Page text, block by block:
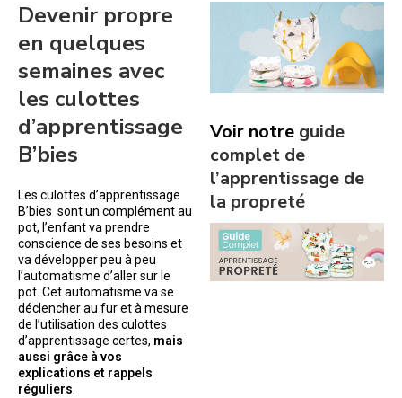
Devenir propre
en quelques
semaines avec
les culottes
d’apprentissage
B’bies
Les culottes d’apprentissage
B’bies sont un complément au
pot, l’enfant va prendre
conscience de ses besoins et
va développer peu à peu
l’automatisme d’aller sur le
pot. Cet automatisme va se
déclencher au fur et à mesure
de l’utilisation des culottes
d’apprentissage certes, mais
aussi grâce à vos
explications et rappels
réguliers
Voir notre guide
complet de
l’apprentissage de
la propreté